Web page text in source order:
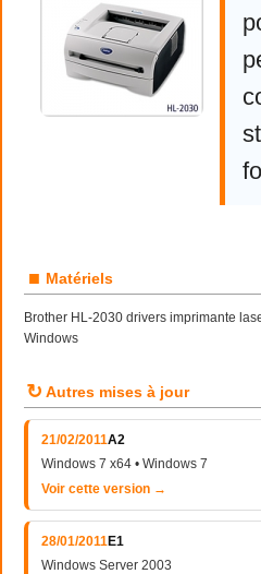
■ Matériels
Brother HL-2030 drivers imprimante
Windows
↻ Autres mises à jour
21/02/2011A2
Windows 7 x64 • Windows 7
Voir cette version →
28/01/2011E1
Windows Server 2003